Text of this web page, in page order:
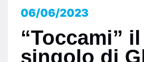
06/06/2023
“Toccami” il
singolo di